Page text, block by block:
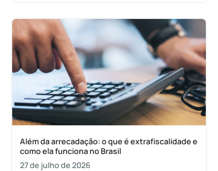
Além da arrecadação: o que é extrafiscalidade e
como ela funciona no Brasil
27 de julho de 2026